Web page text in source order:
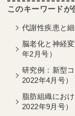
代謝性疾患と
脳老化と神経
年2月号）
研究例：新型
2022年4月号）
脂肪組織にお
2022年9月号）